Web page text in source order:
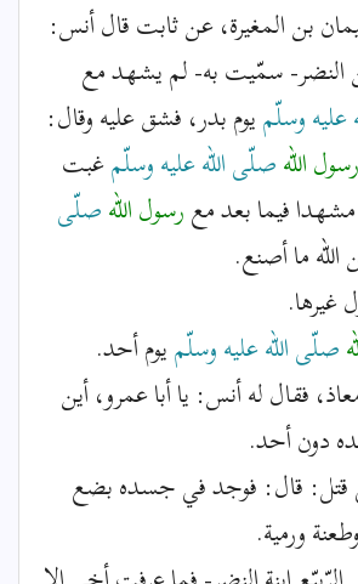
بن المغيرة، عن ثابت قال أنس:
سمّيت به- لم يشهد مع
وسلّميوم بدر، فشق عليه وقال:
رسول اللهصلّى الله عليه وسلّمغبت
مشهدا فيما بعد معرسول اللهصلّى
الله ما أصنع.
غيرها.
صلّى الله عليه وسلّميوم أحد.
فقال له أنس: يا أبا عمرو، أين
دون أحد.
قتل: قال: فوجد في جسده بضع
ورمية.